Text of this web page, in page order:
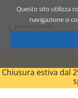
Questo sito utilizza
navigazione si
Catalogo
Chiusura estiva dal